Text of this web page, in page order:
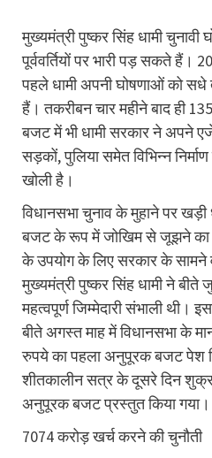
मुख्यमंत्री पुष्कर सिंह धामी
पूर्ववर्तियों पर भारी पड़ सकते हैं।
पहले धामी अपनी घोषणाओं को सधे
हैं। तकरीबन चार महीने बाद ही
बजट में भी धामी सरकार ने अपने
सड़कों, पुलिया समेत विभिन्न
खोली है।
विधानसभा चुनाव के मुहाने पर
बजट के रूप में जोखिम से जूझने का
के उपयोग के लिए सरकार के सामने
मुख्यमंत्री पुष्कर सिंह धामी ने बीते
महत्वपूर्ण जिम्मेदारी संभाली थी।
बीते अगस्त माह में विधानसभा के
रुपये का पहला अनुपूरक बजट पेश
शीतकालीन सत्र के दूसरे दिन
अनुपूरक बजट प्रस्तुत किया गया।
7074 करोड़ खर्च करने की चुनौती